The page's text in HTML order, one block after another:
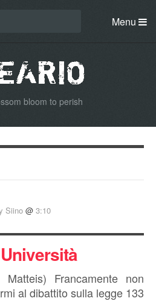
Menu
bloom to perish
Siino @ 3:10
Francamente non
al dibattito sulla legge 133